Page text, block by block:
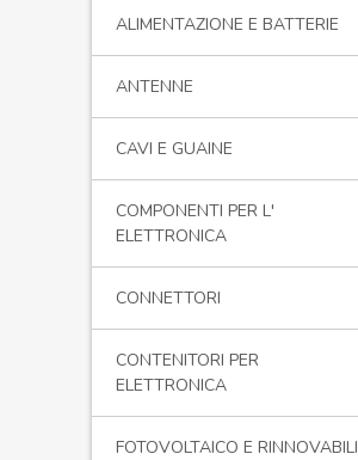
ALIMENTAZIONE E BATTERIE
ANTENNE
CAVI E GUAINE
COMPONENTI PER L'
ELETTRONICA
CONNETTORI
CONTENITORI PER
ELETTRONICA
FOTOVOLTAICO E RINNOVABILI